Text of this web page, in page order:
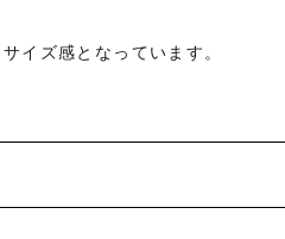
イズ感となっています。